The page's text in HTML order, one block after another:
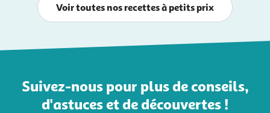
Voir toutes nos recettes à petits prix
Suivez-nous pour plus de conseils,
d'astuces et de découvertes !